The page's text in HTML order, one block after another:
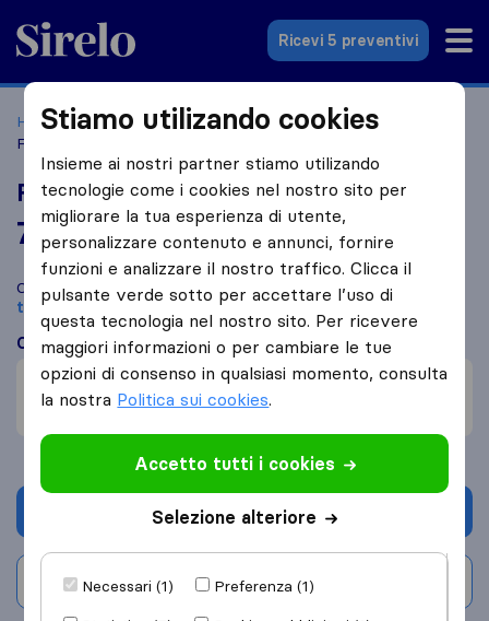
Sirelo.it
Ricevi 5 preventivi
Home Le 10 migliori aziende di traslochi in Italia
Furlani Traslochi Padova
Furlani Traslochi Padova
7,8 basato su 18
recensioni di Sirelo e Google
i
Confronta Furlani Traslochi Padova con altre aziende di
traslochidiPadova
Cosa dicono i clienti
Prezzo (1)
Incompetenza (1)
Chiedi preventivo
Scrivi una recensione
Stiamo utilizando cookies
Insieme ai nostri partner stiamo utilizando
tecnologie come i cookies nel nostro sito per
migliorare la tua esperienza di utente,
personalizzare contenuto e annunci, fornire
funzioni e analizzare il nostro traffico. Clicca il
pulsante verde sotto per accettare l’uso di
questa tecnologia nel nostro sito. Per ricevere
maggiori informazioni o per cambiare le tue
opzioni di consenso in qualsiasi momento, consulta
la nostra Politica sui cookies.
Accetto tutti i cookies
Selezione alteriore
Necessari (1)
Preferenza (1)